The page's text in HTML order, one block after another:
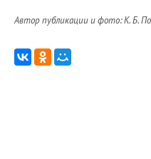
Автор публикации и фото: К. Б.